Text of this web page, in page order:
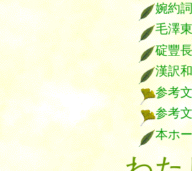
婉約
毛澤
碇豐
漢訳
参考
参考
本ホ